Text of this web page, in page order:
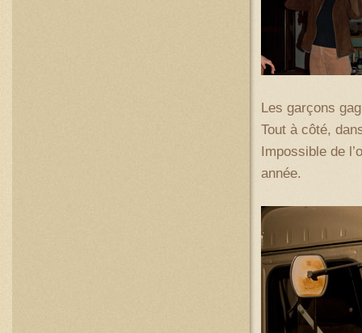
Les garçons
Tout à côté,
Impossible de
année.